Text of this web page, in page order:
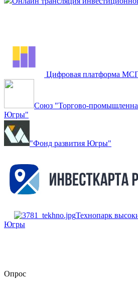
Цифровая платформа
Союз "Торгово-
Югры"
"Фонд развития Югры"
Технопарк
Югры
Опрос